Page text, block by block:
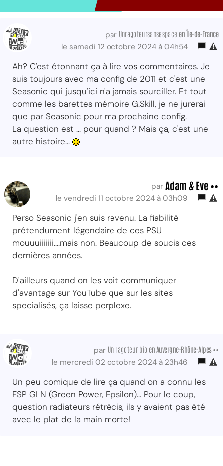
par Unragoteursansespace en Île-de-France
le samedi 12 octobre 2024 à 04h54
Ah? C'est étonnant ça à lire vos commentaires. Je
suis toujours avec ma config de 2011 et c'est une
Seasonic qui jusqu'ici n'a jamais sourciller. Et tout
comme les barettes mémoire G.Skill, je ne jurerai
que par Seasonic pour ma prochaine config.
La question est ... pour quand ? Mais ça, c'est une
autre histoire...
par Adam & Eve ••
le vendredi 11 octobre 2024 à 03h09
Perso Seasonic j'en suis revenu. La fiabilité
prétendument légendaire de ces PSU
mouuuiiiiiii....mais non. Beaucoup de soucis ces
dernières années.
D'ailleurs quand on les voit communiquer
d'avantage sur YouTube que sur les sites
specialisés, ça laisse perplexe.
par Un ragoteur bio en Auvergne-Rhône-Alpes ••
le mercredi 02 octobre 2024 à 23h46
Un peu comique de lire ça quand on a connu les
FSP GLN (Green Power, Epsilon)... Pour le coup,
question radiateurs rétrécis, ils y avaient pas été
avec le plat de la main morte!